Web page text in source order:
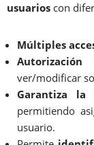
usuarios con
Múltiples
Autorización
ver/modificar
Garantiza la
permitiendo
usuario.